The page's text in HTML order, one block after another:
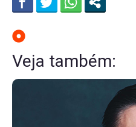
Veja também: